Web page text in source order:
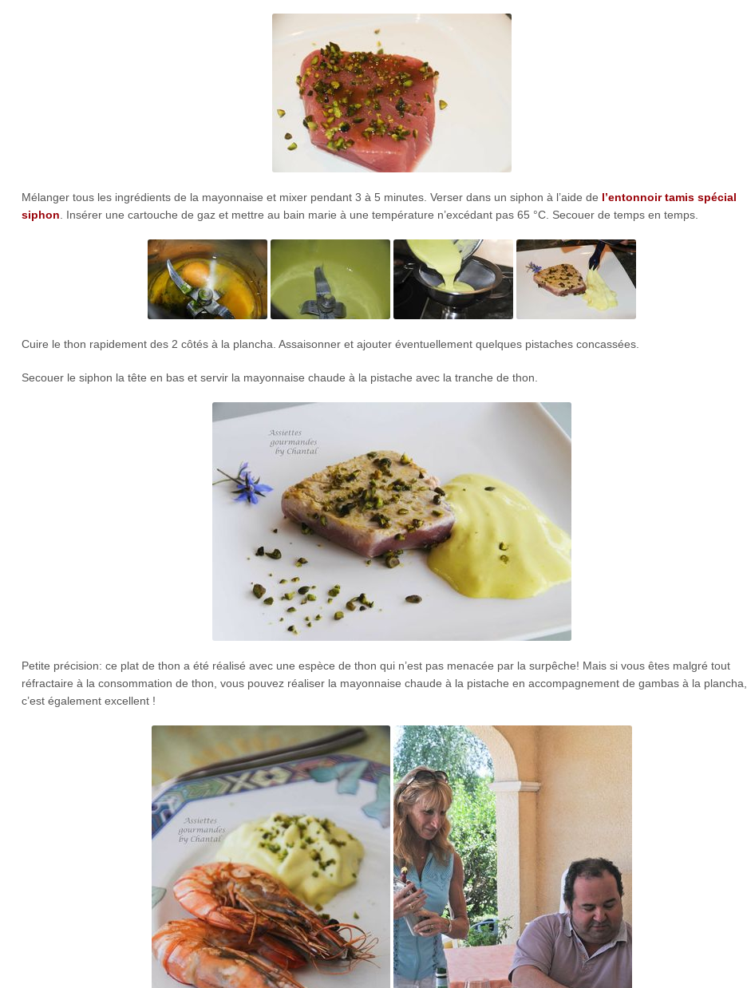
Mélanger tous les ingrédients de la mayonnaise et mixer pendant 3 à 5 minutes. Verser dans un siphon à l’aide de l’entonnoir tamis spécial
siphon. Insérer une cartouche de gaz et mettre au bain marie à une température n’excédant pas 65 °C. Secouer de temps en temps.
Cuire le thon rapidement des 2 côtés à la plancha. Assaisonner et ajouter éventuellement quelques pistaches concassées.
Secouer le siphon la tête en bas et servir la mayonnaise chaude à la pistache avec la tranche de thon.
Petite précision: ce plat de thon a été réalisé avec une espèce de thon qui n’est pas menacée par la surpêche! Mais si vous êtes malgré tout
réfractaire à la consommation de thon, vous pouvez réaliser la mayonnaise chaude à la pistache en accompagnement de gambas à la plancha,
c’est également excellent !